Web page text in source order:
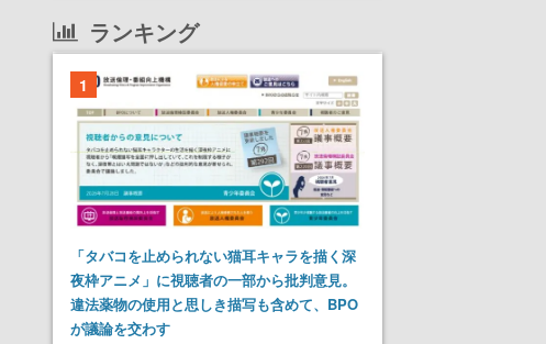
ランキング
1
「タバコを止められない猫耳キャラを描く深
夜枠アニメ」に視聴者の一部から批判意見。
違法薬物の使用と思しき描写も含めて、BPO
が議論を交わす